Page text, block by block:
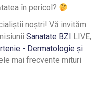
în pericol?
noștri! Vă invităm
Sanatate BZI LIVE,
- Dermatologie și
mai frecvente mituri